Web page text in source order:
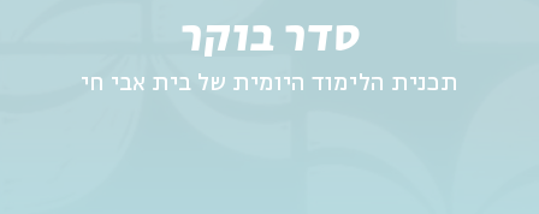
סדר בוקר
תכנית הלימוד היומית של בית אבי חי